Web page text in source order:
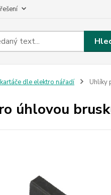
dle elektro nářadí Uhlíky
úhlovou